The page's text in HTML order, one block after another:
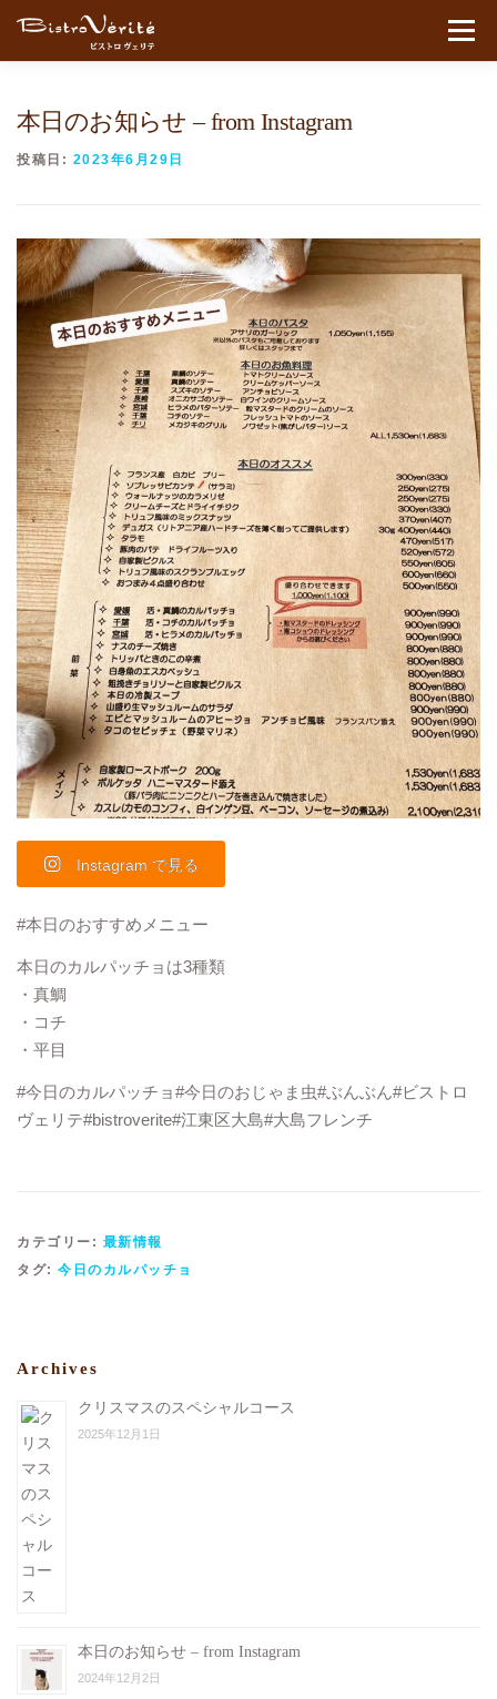
コンテンツへスキップ
メニュ
本日のお知らせ – from Instagram
投稿日: 2023年6月29日
Instagram で見る
#本日のおすすめメニュー
本日のカルパッチョは3種類
・真鯛
・コチ
・平目
#今日のカルパッチョ#今日のおじゃま虫#ぶんぶん#ビストロ
ヴェリテ#bistroverite#江東区大島#大島フレンチ
カテゴリー: 最新情報
タグ: 今日のカルパッチョ
Archives
クリスマスのスペシャルコース
2025年12月1日
本日のお知らせ – from Instagram
2024年12月2日